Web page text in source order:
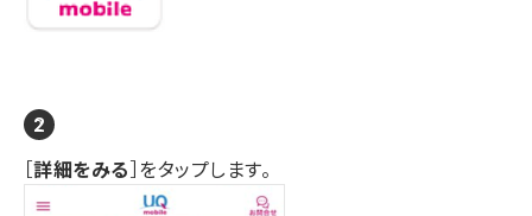
［詳細をみる］をタップします。